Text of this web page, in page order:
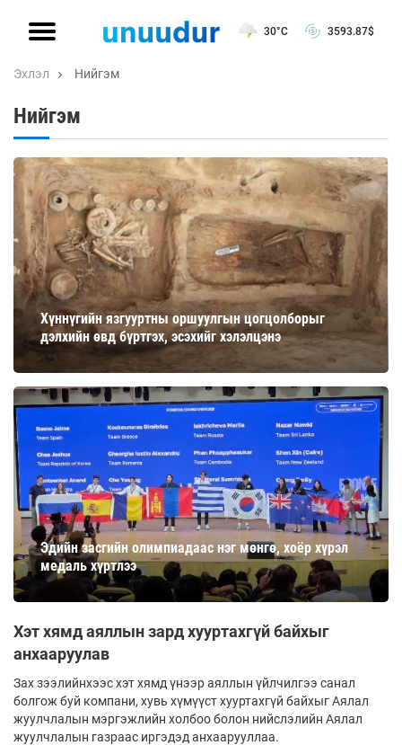
30°C 3593.87$
Эхлэл Нийгэм
Нийгэм
Хүннүгийн язгууртны оршуулгын цогцолборыг
дэлхийн өвд бүртгэх, эсэхийг хэлэлцэнэ
Эдийн засгийн олимпиадаас нэг мөнгө, хоёр хүрэл
медаль хүртлээ
Хэт хямд аяллын зард хууртахгүй байхыг
анхааруулав
Зах зээлийнхээс хэт хямд үнээр аяллын үйлчилгээ санал
болгож буй компани, хувь хүмүүст хууртахгүй байхыг Аялал
жуулчлалын мэргэжлийн холбоо болон нийслэлийн Аялал
жуулчлалын газраас иргэдэд анхаарууллаа.